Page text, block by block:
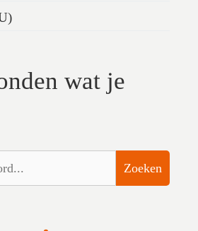
wat je
Zoeken